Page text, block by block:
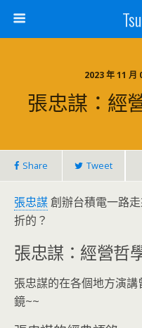
2023 年 11
張忠謀：經
Share Tweet
張忠謀創辦台積電一路
折的？
張忠謀：經營哲
張忠謀的在各個地方演
鏡~~